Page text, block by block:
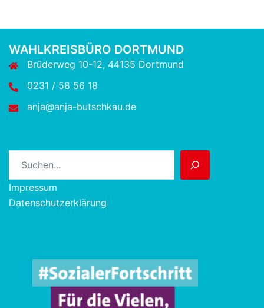
WAHLKREISBÜRO DORTMUND
Brüderweg 10-12, 44135 Dortmund
0231 / 58 56 18
anja@anja-butschkau.de
Impressum
Datenschutzerklärung